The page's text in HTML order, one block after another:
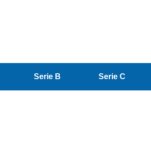
Serie B Serie C